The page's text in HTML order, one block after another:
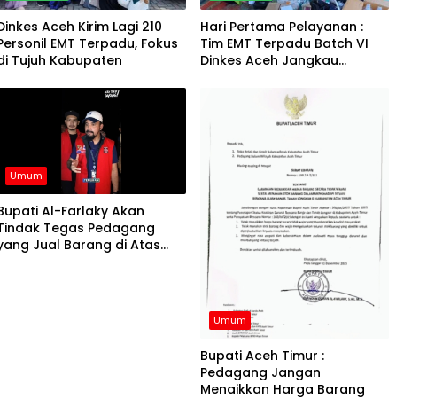
Aceh Kirim Lagi 210
EMT Terpadu, Fokus
Tujuh Kabupaten
Hari Pertama Pelayanan :
Tim EMT Terpadu Batch VI
Dinkes Aceh Jangkau
Umum
Al-Farlaky Akan
Tegas Pedagang
Jual Barang di Atas
Umum
Bupati Aceh Timur :
Pedagang Jangan
Menaikkan Harga Barang